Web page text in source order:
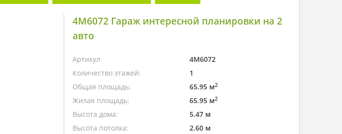
4M6072 Гараж интересной планировки на 2
авто
Артикул
4M6072
Количество этажей:
1
Общая площадь:
65.95 м2
Жилая площадь: 65.95 м2
Высота дома:
5.47 м
Высота потолка:
2.60 м